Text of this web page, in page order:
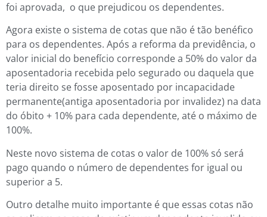
foi aprovada, o que prejudicou os dependentes.
Agora existe o sistema de cotas que não é tão benéfico
para os dependentes. Após a reforma da previdência, o
valor inicial do benefício corresponde a 50% do valor da
aposentadoria recebida pelo segurado ou daquela que
teria direito se fosse aposentado por incapacidade
permanente(antiga aposentadoria por invalidez) na data
do óbito + 10% para cada dependente, até o máximo de
100%.
Neste novo sistema de cotas o valor de 100% só será
pago quando o número de dependentes for igual ou
superior a 5.
Outro detalhe muito importante é que essas cotas não